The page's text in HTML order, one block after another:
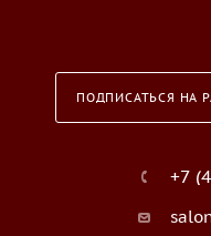
ПОДПИСАТЬСЯ НА
+7